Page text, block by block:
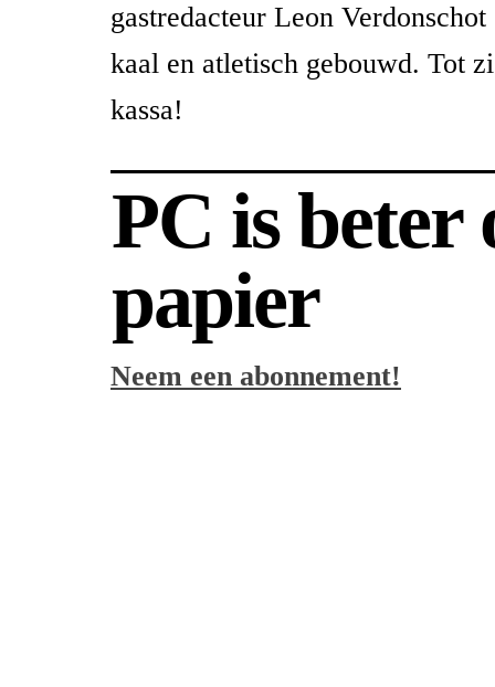
gastredacteur Leon
kaal en atletisch gebouwd. Tot
kassa!
PC is beter
papier
Neem een abonnement!